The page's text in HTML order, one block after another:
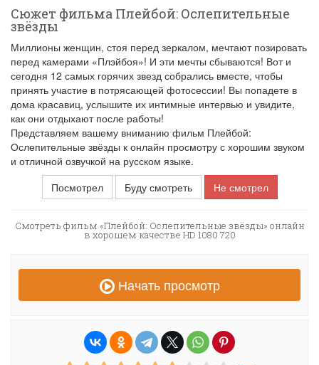
Сюжет фильма Плейбой: Ослепительные
звёзды
Миллионы женщин, стоя перед зеркалом, мечтают позировать
перед камерами «Плэйбоя»! И эти мечты сбываются! Вот и
сегодня 12 самых горячих звезд собрались вместе, чтобы
принять участие в потрясающей фотосессии! Вы попадете в
дома красавиц, услышите их интимные интервью и увидите,
как они отдыхают после работы!
Представляем вашему вниманию фильм Плейбой:
Ослепительные звёзды к онлайн просмотру с хорошим звуком
и отличной озвучкой на русском языке.
Посмотрел
Буду смотреть Не смотрел
Смотреть фильм «Плейбой: Ослепительные звёзды» онлайн
в хорошем качестве HD 1080 720
Начать просмотр